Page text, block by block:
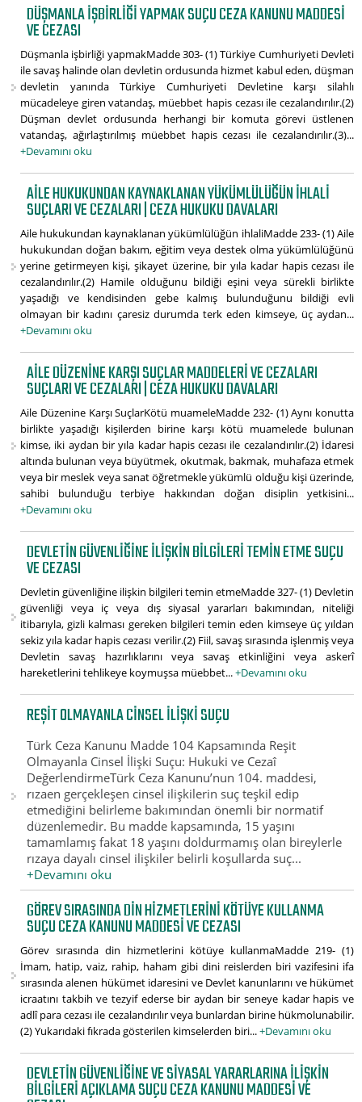
DÜŞMANLA IŞBIRLIĞI YAPMAK SUÇU CEZA KANUNU MADDESI
VE CEZASI
Düşmanla işbirliği yapmakMadde 303- (1) Türkiye Cumhuriyeti Devleti
ile savaş halinde olan devletin ordusunda hizmet kabul eden, düşman
devletin yanında Türkiye Cumhuriyeti Devletine karşı silahlı
mücadeleye giren vatandaş, müebbet hapis cezası ile cezalandırılır.(2)
Düşman devlet ordusunda herhangi bir komuta görevi üstlenen
vatandaş, ağırlaştırılmış müebbet hapis cezası ile cezalandırılır.(3)...
+Devamını oku
AILE HUKUKUNDAN KAYNAKLANAN YÜKÜMLÜLÜĞÜN IHLALI
SUÇLARI VE CEZALARI | CEZA HUKUKU DAVALARI
Aile hukukundan kaynaklanan yükümlülüğün ihlaliMadde 233- (1) Aile
hukukundan doğan bakım, eğitim veya destek olma yükümlülüğünü
yerine getirmeyen kişi, şikayet üzerine, bir yıla kadar hapis cezası ile
cezalandırılır.(2) Hamile olduğunu bildiği eşini veya sürekli birlikte
yaşadığı ve kendisinden gebe kalmış bulunduğunu bildiği evli
olmayan bir kadını çaresiz durumda terk eden kimseye, üç aydan...
+Devamını oku
AILE DÜZENINE KARŞI SUÇLAR MADDELERI VE CEZALARI
SUÇLARI VE CEZALARI | CEZA HUKUKU DAVALARI
Aile Düzenine Karşı SuçlarKötü muameleMadde 232- (1) Aynı konutta
birlikte yaşadığı kişilerden birine karşı kötü muamelede bulunan
kimse, iki aydan bir yıla kadar hapis cezası ile cezalandırılır.(2) İdaresi
altında bulunan veya büyütmek, okutmak, bakmak, muhafaza etmek
veya bir meslek veya sanat öğretmekle yükümlü olduğu kişi üzerinde,
sahibi bulunduğu terbiye hakkından doğan disiplin yetkisini...
+Devamını oku
DEVLETIN GÜVENLIĞINE ILIŞKIN BILGILERI TEMIN ETME SUÇU
VE CEZASI
Devletin güvenliğine ilişkin bilgileri temin etmeMadde 327- (1) Devletin
güvenliği veya iç veya dış siyasal yararları bakımından, niteliği
itibarıyla, gizli kalması gereken bilgileri temin eden kimseye üç yıldan
sekiz yıla kadar hapis cezası verilir.(2) Fiil, savaş sırasında işlenmiş veya
Devletin savaş hazırlıklarını veya savaş etkinliğini veya askerî
hareketlerini tehlikeye koymuşsa müebbet...+Devamını oku
REŞIT OLMAYANLA CINSEL İLIŞKI SUÇU
Türk Ceza Kanunu Madde 104 Kapsamında Reşit
Olmayanla Cinsel İlişki Suçu: Hukuki ve Cezaî
DeğerlendirmeTürk Ceza Kanunu’nun 104. maddesi,
rızaen gerçekleşen cinsel ilişkilerin suç teşkil edip
etmediğini belirleme bakımından önemli bir normatif
düzenlemedir. Bu madde kapsamında, 15 yaşını
tamamlamış fakat 18 yaşını doldurmamış olan bireylerle
rızaya dayalı cinsel ilişkiler belirli koşullarda suç...
+Devamını oku
GÖREV SIRASINDA DIN HIZMETLERINI KÖTÜYE KULLANMA
SUÇU CEZA KANUNU MADDESI VE CEZASI
Görev sırasında din hizmetlerini kötüye kullanmaMadde 219- (1)
İmam, hatip, vaiz, rahip, haham gibi dini reislerden biri vazifesini ifa
sırasında alenen hükümet idaresini ve Devlet kanunlarını ve hükümet
icraatını takbih ve tezyif ederse bir aydan bir seneye kadar hapis ve
adlî para cezası ile cezalandırılır veya bunlardan birine hükmolunabilir.
(2) Yukarıdaki fıkrada gösterilen kimselerden biri...+Devamını oku
DEVLETIN GÜVENLIĞINE VE SIYASAL YARARLARINA ILIŞKIN
BILGILERI AÇIKLAMA SUÇU CEZA KANUNU MADDESI VE